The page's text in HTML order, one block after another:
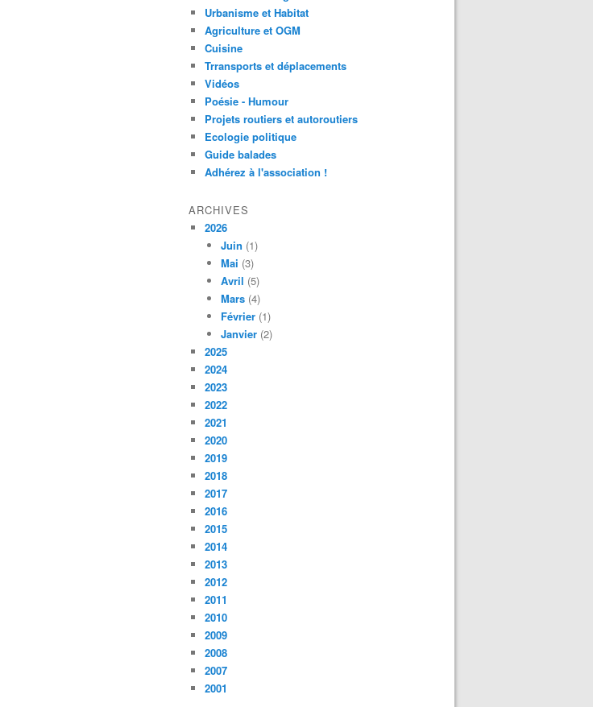
Urbanisme et Habitat
Agriculture et OGM
Cuisine
Trransports et déplacements
Vidéos
Poésie - Humour
Projets routiers et autoroutiers
Ecologie politique
Guide balades
Adhérez à l'association !
ARCHIVES
2026
Juin (1)
Mai (3)
Avril (5)
Mars (4)
Février (1)
Janvier (2)
2025
2024
2023
2022
2021
2020
2019
2018
2017
2016
2015
2014
2013
2012
2011
2010
2009
2008
2007
2001